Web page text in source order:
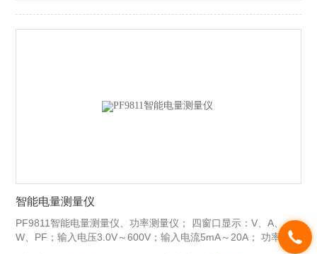
智能电量测量仪
PF9811智能电量测量仪、功率测量仪； 四窗口显示：V、A、
W、PF；输入电压3.0V～600V；输入电流5mA～20A； 功率因